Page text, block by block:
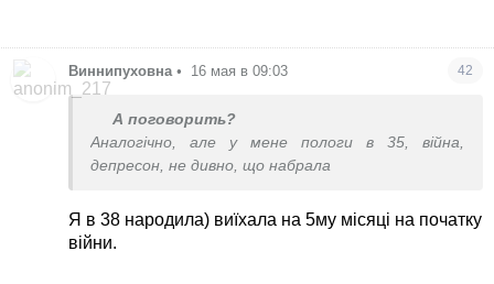
Виннипуховна • 16 мая в 09:03 42
А поговорить?
Аналогічно, але у мене пологи в 35, війна,
депресон, не дивно, що набрала
Я в 38 народила) виїхала на 5му місяці на початку
війни.